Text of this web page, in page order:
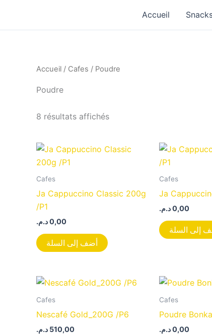
contenu
Accueil
Accueil / Cafes / Poudre
Poudre
8 résultats affichés
Cafes
Ja Cappuccino Classic 200g
/P1
0,00د.م.
أضف إلى السلة
Cafes
Ja
0,00د.م.
إلى السلة
Cafes
Nescafé Gold_200G /P6
510,00 د.م.
Cafes
Poudre
0,00د.م.